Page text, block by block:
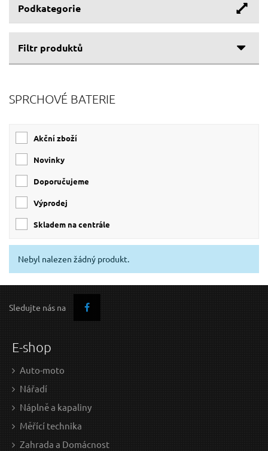
Podkategorie
Filtr produktů
Výrobce
SONATA(2)
VITTORIA
SPRCHOVÉ BATERIE
Akční zboží
Novinky
Doporučujeme
Výprodej
skladem na centrále
Nebyl nalezen žádný produkt.
Sledujte nás na
E-shop
Auto-moto
Nářadí
Náplně a kapaliny
Měřící technika
Zahrada a Domácnost